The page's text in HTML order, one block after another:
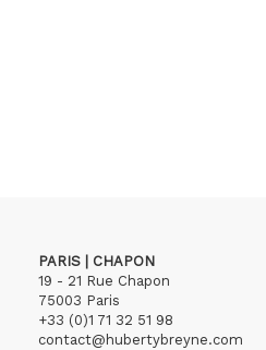
PARIS | CHAPON
19 - 21 Rue Chapon
75003 Paris
+33 (0)1 71 32 51 98
contact@hubertybreyne.com